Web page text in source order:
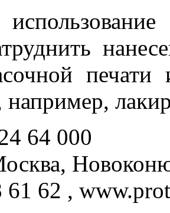
печати
например,
64 000
61 62 ,